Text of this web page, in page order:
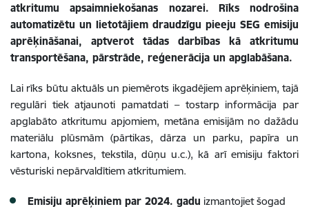
atkritumu apsaimniekošanas nozarei.
Rīks nodrošina
automatizētu un lietotājiem draudzīgu pieeju SEG emisiju
aprēķināšanai, aptverot tādas darbības kā atkritumu
transportēšana, pārstrāde, reģenerācija un apglabāšana.
Lai rīks būtu aktuāls un piemērots ikgadējiem aprēķiniem, tajā
regulāri tiek atjaunoti pamatdati – tostarp informācija par
apglabāto atkritumu apjomiem, metāna emisijām no dažādu
materiālu plūsmām (pārtikas, dārza un parku, papīra un
kartona, koksnes, tekstila, dūņu u.c.), kā arī emisiju faktori
vēsturiski nepārvaldītiem atkritumiem.
Emisiju aprēķiniem par 2024. gadu izmantojiet šogad